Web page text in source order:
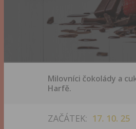
Milovníci čokolády a
Harfě.
ZAČÁTEK: 17. 10. 25